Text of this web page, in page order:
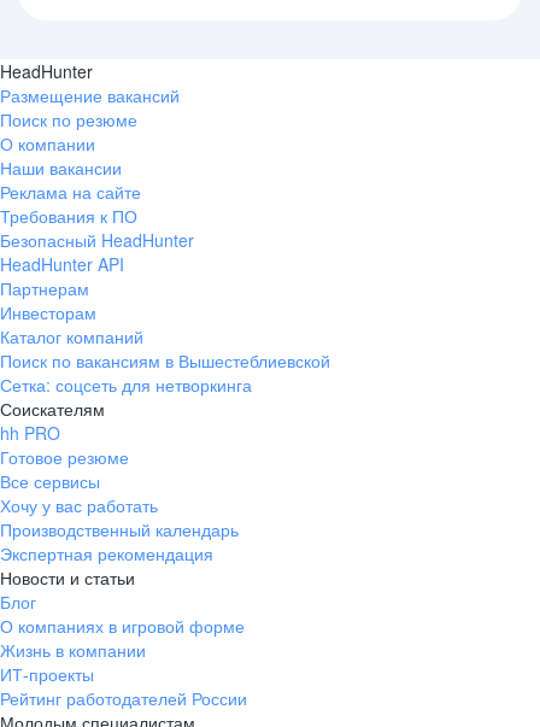
HeadHunter
Размещение вакансий
Поиск по резюме
О компании
Наши вакансии
Реклама на сайте
Требования к ПО
Безопасный HeadHunter
HeadHunter API
Партнерам
Инвесторам
Каталог компаний
Поиск по вакансиям в Вышестеблиевской
Сетка: соцсеть для нетворкинга
Соискателям
hh PRO
Готовое резюме
Все сервисы
Хочу у вас работать
Производственный календарь
Экспертная рекомендация
Новости и статьи
Блог
О компаниях в игровой форме
Жизнь в компании
ИТ-проекты
Рейтинг работодателей России
Молодым специалистам